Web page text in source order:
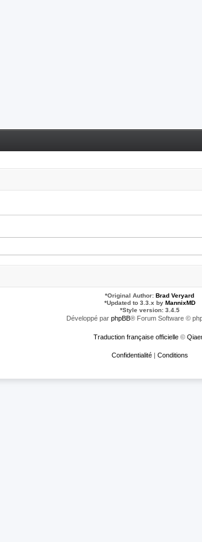
*Original Author: Brad Veryard
*Updated to 3.3.x by MannixMD
*Style version: 3.4.5
Développé par phpBB® Forum Software ©
Traduction française officielle©
Confidentialité | Conditions